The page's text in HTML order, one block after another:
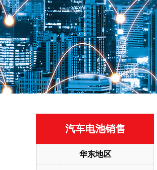
汽车电池销售
华东地区